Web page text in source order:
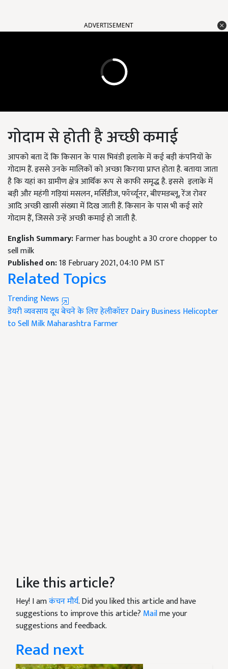
ADVERTISEMENT
गोदाम से होती है अच्छी कमाई
आपको बता दें कि किसान के पास भिवंडी इलाके में कई बड़ी कंपनियों के
गोदाम हैं. इससे उनके मालिकों को अच्छा किराया प्राप्त होता है. बताया जाता
है कि यहां का ग्रामीण क्षेत्र आर्थिक रूप से काफी समृद्ध है. इससे इलाके में
बड़ी और महंगी गड़ियां मसलन, मर्सिडीज, फॉर्च्यूनर, बीएमडब्लू, रेंज रोवर
आदि अच्छी खासी संख्या में दिख जाती हैं. किसान के पास भी कई सारे
गोदाम हैं, जिससे उन्हें अच्छी कमाई हो जाती है.
English Summary:Farmer has bought a 30 crore chopper to
sell milk
Published on:18 February 2021, 04:10 PM IST
Related Topics
Trending News
डेयरी व्यवसायदूध बेचने के लिए हेलीकॉप्टरDairy Business Helicopter
to Sell MilkMaharashtra Farmer
Like this article?
Hey! I amकंचन मौर्य. Did you liked this article and have
suggestions to improve this article? Mailme your
suggestions and feedback.
Read next